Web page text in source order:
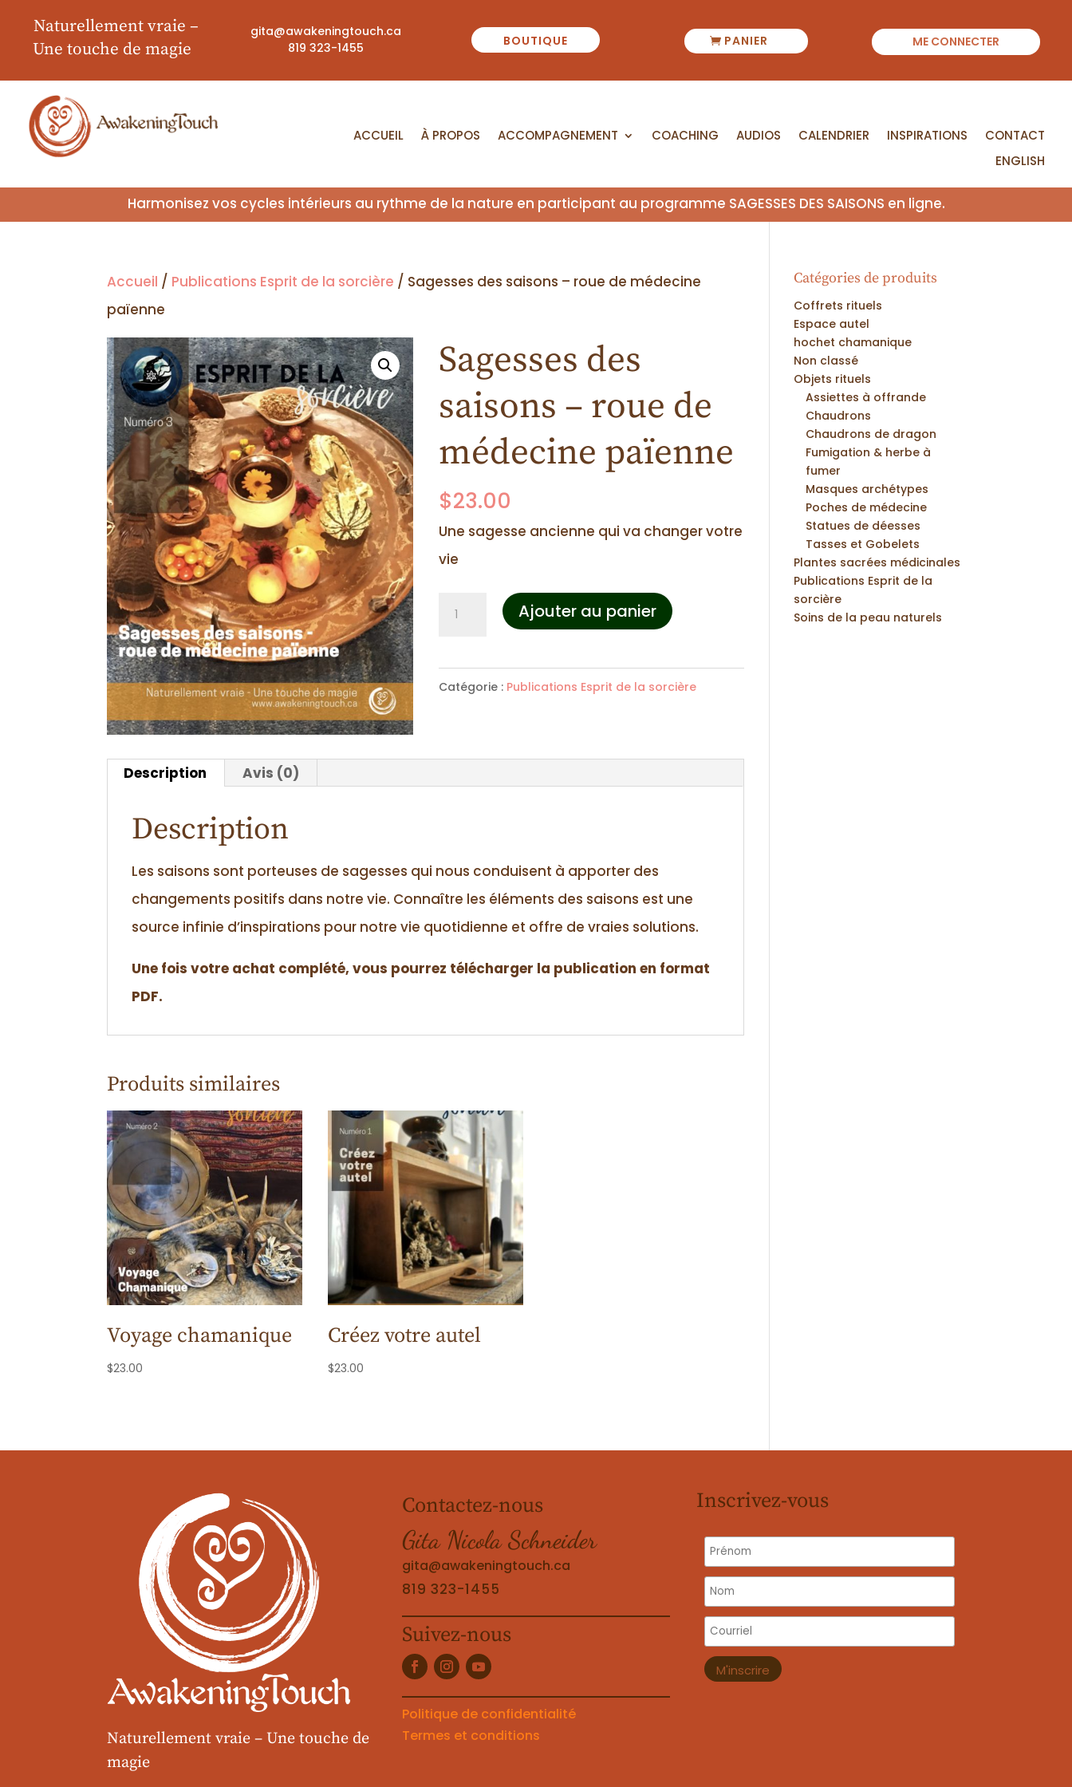
Naturellement vraie –
Une touche de magie
gita@awakeningtouch.ca
819 323-1455
BOUTIQUE PANIER ME CONNECTER
ACCUEIL À PROPOS ACCOMPAGNEMENT COACHING AUDIOS CALENDRIER INSPIRATIONS
CONTACT
ENGLISH
Harmonisez vos cycles intérieurs au rythme de la nature en participant au programme SAGESSES DES SAISONS en ligne.
Accueil / Publications Esprit de la sorcière / Sagesses des saisons – roue de médecine
païenne
Sagesses des
saisons – roue de
médecine païenne
$23.00
Une sagesse ancienne qui va changer votre
vie
quantité
des
Ajouter au panier
Catégorie : Publications Esprit de la sorcière
Description Avis (0)
Description
Les saisons sont porteuses de sagesses qui nous conduisent à apporter des
changements positifs dans notre vie. Connaître les éléments des saisons est une
source infinie d’inspirations pour notre vie quotidienne et offre de vraies solutions.
Une fois votre achat complété, vous pourrez télécharger la publication en format
PDF.
Produits similaires
Voyage chamanique
$23.00
Créez votre autel
$23.00
Catégories de produits
Coffrets rituels
Espace autel
hochet chamanique
Non classé
Objets rituels
Assiettes à offrande
Chaudrons
Chaudrons de dragon
Fumigation & herbe à
fumer
Masques archétypes
Poches de médecine
Statues de déesses
Tasses et Gobelets
Plantes sacrées médicinales
Publications Esprit de la
sorcière
Soins de la peau naturels
Naturellement vraie – Une touche de
magie
Contactez-nous
Gita Nicola Schneider
gita@awakeningtouch.ca
819 323-1455
Suivez-nous
Politique de confidentialité
Termes et conditions
Inscrivez-vous